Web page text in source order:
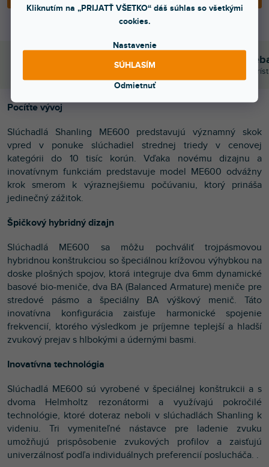
Kliknutím na „PRIJATŤ VŠETKO“ dáš súhlas so všetkými
cookies.
Nastavenie
Odmietnuť
SÚHLASÍM
Bleskové doručenie
Objednaj do 15:00 → dnes letí
Sme tu pre
Chválite nás za
Pocíťte vývoj
Slúchadlá Shanling ME600 predstavujú významný skok
vpred v ponuke slúchadiel strednej triedy v cenovej
kategórii do 10 tisíc korún. Vďaka novému dizajnu a
inovatívnym funkciám predstavuje model ME600 odvážny
krok smerom k výraznejšiemu počúvaniu, ktorý prináša
jedinečný zážitok.
Špičkový hybridný dizajn
Slúchadlá ME600 sa môžu pochváliť trojpásmovou
hybridnou konštrukciou so špeciálnou krížovou výhybkou na
doske plošných spojov, ktorá integruje dva 6mm dynamické
basové bio-meniče, dva BA (Balanced Armature) meniče pre
stredové pásmo a špeciálny BA výškový menič. Táto
inovatívna konfigurácia zaisťuje harmonické spojenie
frekvencií, ktorého výsledkom je príjemne teplejší a hladší
zvukový prejav s hlbokými a údernými basmi.
Inovatívna technológia
Slúchadlá ME600 sú vyrobené v špeciálnej konštrukcii a s
dvoma Helmholtz rezonátormi a využívajú pokročilé
technológie, ktoré doteraz neboli v slúchadlách Shanling k
videniu. Tri vymeniteľné nástavce pre ladenie zvuku
umožňujú prispôsobenie zvukových profilov a zaisťujú
univerzálnosť podľa individuálnych preferencií poslucháča. .